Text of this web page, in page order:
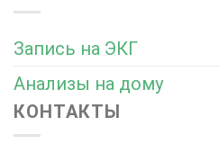
Запись на ЭКГ
Анализы на дому
КОНТАКТЫ